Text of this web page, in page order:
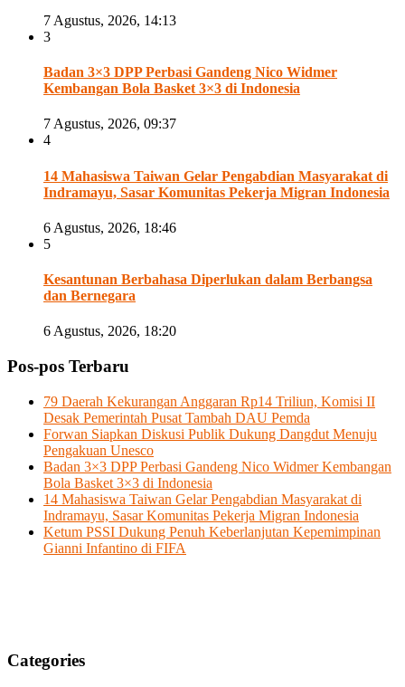
7 Agustus, 2026, 14:13
3
Badan 3×3 DPP Perbasi Gandeng Nico Widmer
Kembangan Bola Basket 3×3 di Indonesia
7 Agustus, 2026, 09:37
4
14 Mahasiswa Taiwan Gelar Pengabdian Masyarakat di
Indramayu, Sasar Komunitas Pekerja Migran Indonesia
6 Agustus, 2026, 18:46
5
Kesantunan Berbahasa Diperlukan dalam Berbangsa
dan Bernegara
6 Agustus, 2026, 18:20
Pos-pos Terbaru
79 Daerah Kekurangan Anggaran Rp14 Triliun, Komisi II
Desak Pemerintah Pusat Tambah DAU Pemda
Forwan Siapkan Diskusi Publik Dukung Dangdut Menuju
Pengakuan Unesco
Badan 3×3 DPP Perbasi Gandeng Nico Widmer Kembangan
Bola Basket 3×3 di Indonesia
14 Mahasiswa Taiwan Gelar Pengabdian Masyarakat di
Indramayu, Sasar Komunitas Pekerja Migran Indonesia
Ketum PSSI Dukung Penuh Keberlanjutan Kepemimpinan
Gianni Infantino di FIFA
Categories